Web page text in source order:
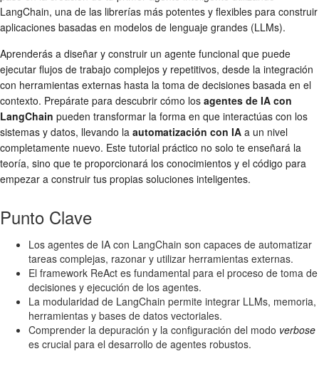
LangChain, una de las librerías más potentes y flexibles para construir
aplicaciones basadas en modelos de lenguaje grandes (LLMs).
Aprenderás a diseñar y construir un agente funcional que puede
ejecutar flujos de trabajo complejos y repetitivos, desde la integración
con herramientas externas hasta la toma de decisiones basada en el
contexto. Prepárate para descubrir cómo los agentes de IA con
LangChain pueden transformar la forma en que interactúas con los
sistemas y datos, llevando la automatización con IA a un nivel
completamente nuevo. Este tutorial práctico no solo te enseñará la
teoría, sino que te proporcionará los conocimientos y el código para
empezar a construir tus propias soluciones inteligentes.
Punto Clave
Los agentes de IA con LangChain son capaces de automatizar
tareas complejas, razonar y utilizar herramientas externas.
El framework ReAct es fundamental para el proceso de toma de
decisiones y ejecución de los agentes.
La modularidad de LangChain permite integrar LLMs, memoria,
herramientas y bases de datos vectoriales.
Comprender la depuración y la configuración del modo verbose
es crucial para el desarrollo de agentes robustos.